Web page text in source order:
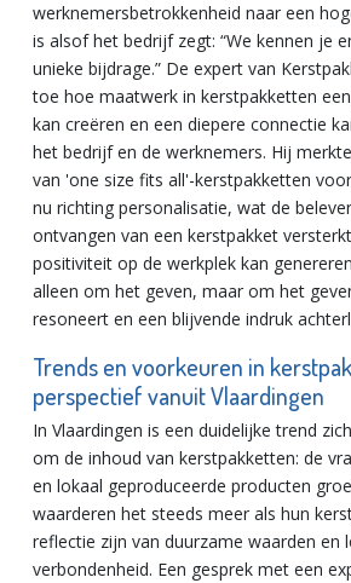
werknemersbetrokkenheid naar een
is alsof het bedrijf zegt: “We kennen je
unieke bijdrage.” De expert van
toe hoe maatwerk in kerstpakketten
kan creëren en een diepere connectie
het bedrijf en de werknemers. Hij
van 'one size fits all'-kerstpakketten
nu richting personalisatie, wat de
ontvangen van een kerstpakket
positiviteit op de werkplek kan
alleen om het geven, maar om het
resoneert en een blijvende indruk
Trends en voorkeuren in
perspectief vanuit Vlaardingen
In Vlaardingen is een duidelijke trend
om de inhoud van kerstpakketten: de
en lokaal geproduceerde producten
waarderen het steeds meer als hun
reflectie zijn van duurzame waarden en
verbondenheid. Een gesprek met een